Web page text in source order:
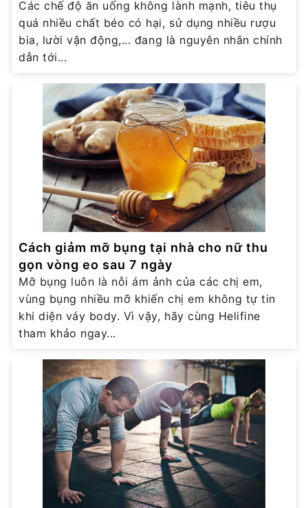
Các chế độ ăn uống không lành mạnh, tiêu thụ
quá nhiều chất béo có hại, sử dụng nhiều rượu
bia, lười vận động,... đang là nguyên nhân chính
dẫn tới...
Cách giảm mỡ bụng tại nhà cho nữ thu
gọn vòng eo sau 7 ngày
Mỡ bụng luôn là nỗi ám ảnh của các chị em,
vùng bụng nhiều mỡ khiến chị em không tự tin
khi diện váy body. Vì vậy, hãy cùng Helifine
tham khảo ngay...